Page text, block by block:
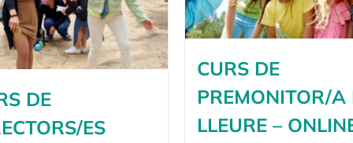
DE
ES
CURS DE
PREMONITOR/A
LLEURE –